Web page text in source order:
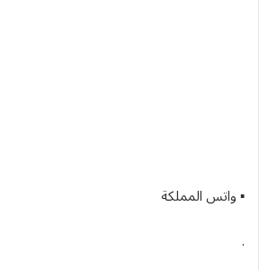
▪︎ واتس المملكة
.